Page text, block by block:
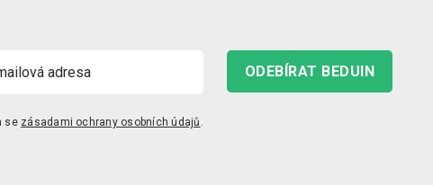
se zásadami ochrany osobních údajů .
ODEBÍRAT BEDUIN